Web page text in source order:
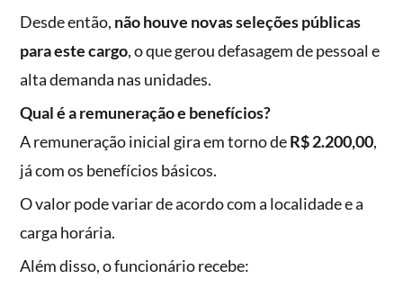
Desde então, não houve novas seleções públicas
para este cargo, o que gerou defasagem de pessoal e
alta demanda nas unidades.
Qual é a remuneração e benefícios?
A remuneração inicial gira em torno deR$ 2.200,00,
já com os benefícios básicos.
O valor pode variar de acordo com a localidade e a
carga horária.
Além disso, o funcionário recebe: